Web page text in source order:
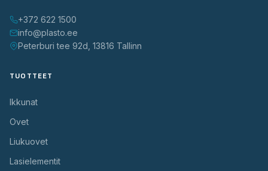
+372 622 1500
info@plasto.ee
Peterburi tee 92d, 13816 Tallinn
TUOTTEET
Ikkunat
Ovet
Liukuovet
Lasielementit